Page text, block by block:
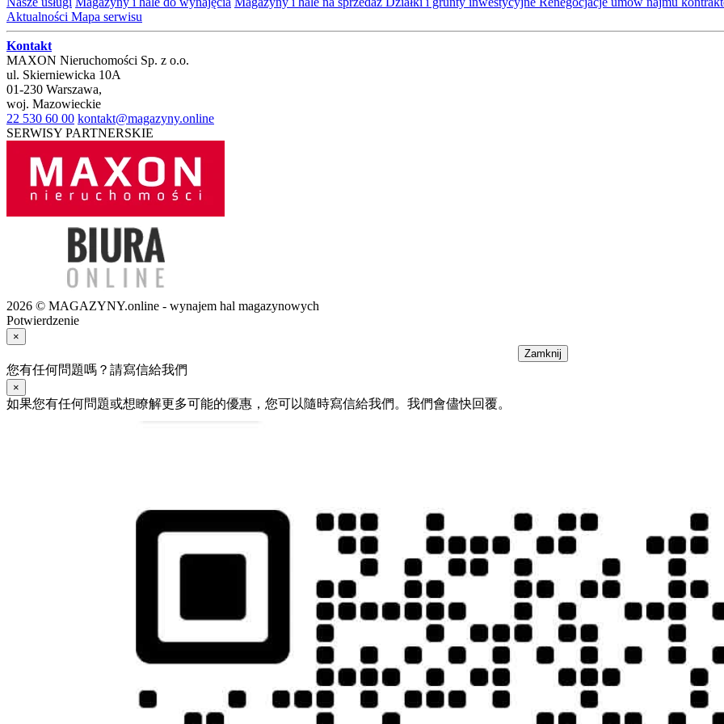
Aktualności Mapa serwisu
Kontakt
MAXON Nieruchomości Sp. z o.o.
ul. Skierniewicka 10A
01-230 Warszawa,
woj. Mazowieckie
22 530 60 00 kontakt@magazyny.online
SERWISY PARTNERSKIE
2026 © MAGAZYNY.online - wynajem hal magazynowych
Potwierdzenie
×
Zamknij
您有任何問題嗎？請寫信給我們
×
如果您有任何問題或想瞭解更多可能的優惠，您可以隨時寫信給我們。我們會儘快回覆。